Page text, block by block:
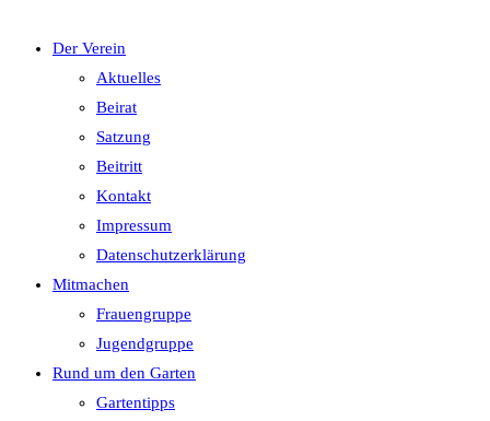
Der Verein
Aktuelles
Beirat
Satzung
Beitritt
Kontakt
Impressum
Datenschutzerklärung
Mitmachen
Frauengruppe
Jugendgruppe
Rund um den Garten
Gartentipps